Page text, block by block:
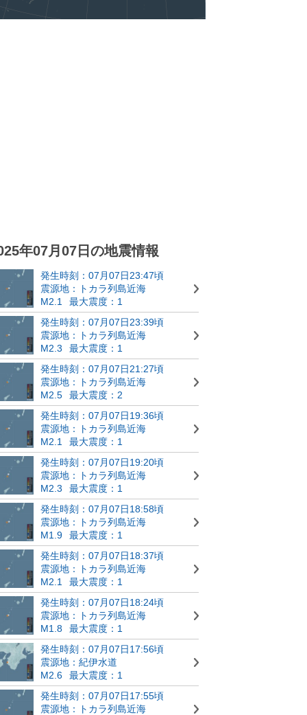
年07月07日の地震情報
発生時刻：07月07日23:47頃
震源地：トカラ列島近海
M2.1
最大震度：1
発生時刻：07月07日23:39頃
震源地：トカラ列島近海
M2.3
最大震度：1
発生時刻：07月07日21:27頃
震源地：トカラ列島近海
M2.5
最大震度：2
発生時刻：07月07日19:36頃
震源地：トカラ列島近海
M2.1
最大震度：1
発生時刻：07月07日19:20頃
震源地：トカラ列島近海
M2.3
最大震度：1
発生時刻：07月07日18:58頃
震源地：トカラ列島近海
M1.9
最大震度：1
発生時刻：07月07日18:37頃
震源地：トカラ列島近海
M2.1
最大震度：1
発生時刻：07月07日18:24頃
震源地：トカラ列島近海
M1.8
最大震度：1
発生時刻：07月07日17:56頃
震源地：紀伊水道
M2.6
最大震度：1
発生時刻：07月07日17:55頃
震源地：トカラ列島近海